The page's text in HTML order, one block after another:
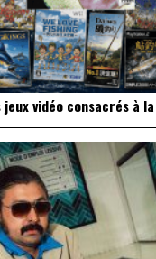
vidéo consacrés à